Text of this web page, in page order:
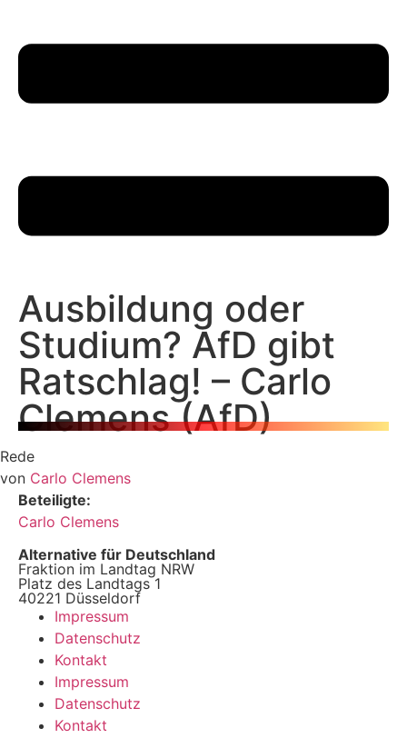
Ausbildung oder
Studium? AfD gibt
Ratschlag! – Carlo
Clemens (AfD)
Rede
von Carlo Clemens
Beteiligte:
Carlo Clemens
Alternative für Deutschland
Fraktion im Landtag NRW
Platz des Landtags 1
40221 Düsseldorf
Impressum
Datenschutz
Kontakt
Impressum
Datenschutz
Kontakt